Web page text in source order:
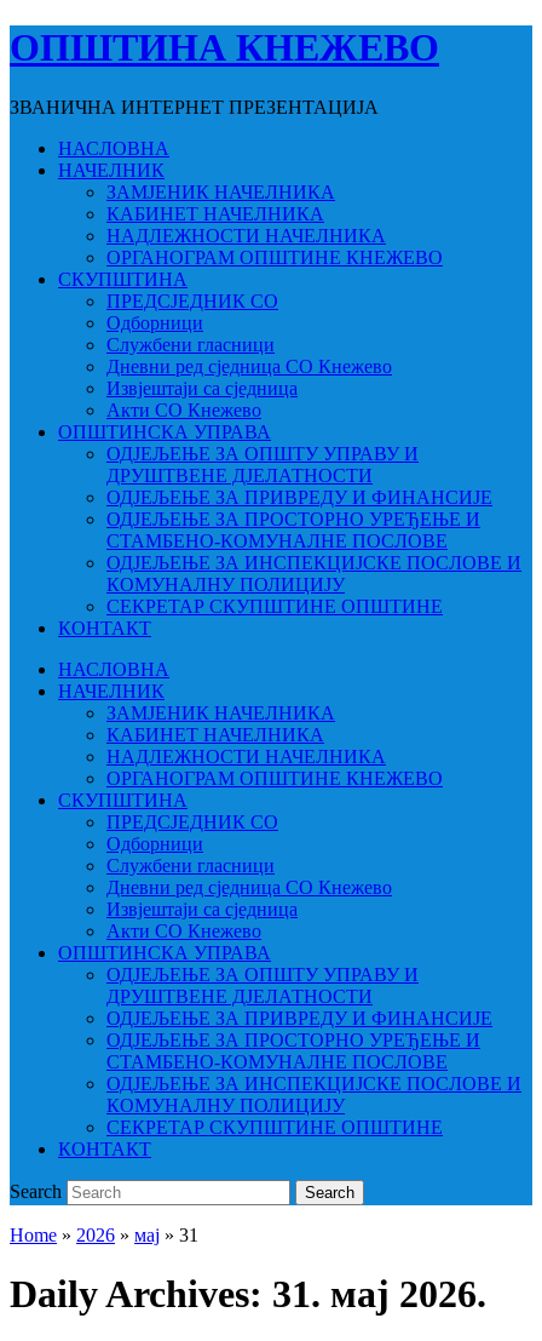
ОПШТИНА КНЕЖЕВО
ЗВАНИЧНА ИНТЕРНЕТ ПРЕЗЕНТАЦИЈА
НАСЛОВНА
НАЧЕЛНИК
ЗАМЈЕНИК НАЧЕЛНИКА
КАБИНЕТ НАЧЕЛНИКА
НАДЛЕЖНОСТИ НАЧЕЛНИКА
ОРГАНОГРАМ ОПШТИНЕ КНЕЖЕВО
СКУПШТИНА
ПРЕДСЈЕДНИК СО
Одборници
Службени гласници
Дневни ред сједница СО Кнежево
Извјештаји са сједница
Акти СО Кнежево
ОПШТИНСКА УПРАВА
ОДЈЕЉЕЊЕ ЗА ОПШТУ УПРАВУ И
ДРУШТВЕНЕ ДЈЕЛАТНОСТИ
ОДЈЕЉЕЊЕ ЗА ПРИВРЕДУ И ФИНАНСИЈЕ
ОДЈЕЉЕЊЕ ЗА ПРОСТОРНО УРЕЂЕЊЕ И
СТАМБЕНО-КОМУНАЛНЕ ПОСЛОВЕ
ОДЈЕЉЕЊЕ ЗА ИНСПЕКЦИЈСКЕ ПОСЛОВЕ И
КОМУНАЛНУ ПОЛИЦИЈУ
СЕКРЕТАР СКУПШТИНЕ ОПШТИНЕ
КОНТАКТ
НАСЛОВНА
НАЧЕЛНИК
ЗАМЈЕНИК НАЧЕЛНИКА
КАБИНЕТ НАЧЕЛНИКА
НАДЛЕЖНОСТИ НАЧЕЛНИКА
ОРГАНОГРАМ ОПШТИНЕ КНЕЖЕВО
СКУПШТИНА
ПРЕДСЈЕДНИК СО
Одборници
Службени гласници
Дневни ред сједница СО Кнежево
Извјештаји са сједница
Акти СО Кнежево
ОПШТИНСКА УПРАВА
ОДЈЕЉЕЊЕ ЗА ОПШТУ УПРАВУ И
ДРУШТВЕНЕ ДЈЕЛАТНОСТИ
ОДЈЕЉЕЊЕ ЗА ПРИВРЕДУ И ФИНАНСИЈЕ
ОДЈЕЉЕЊЕ ЗА ПРОСТОРНО УРЕЂЕЊЕ И
СТАМБЕНО-КОМУНАЛНЕ ПОСЛОВЕ
ОДЈЕЉЕЊЕ ЗА ИНСПЕКЦИЈСКЕ ПОСЛОВЕ И
КОМУНАЛНУ ПОЛИЦИЈУ
СЕКРЕТАР СКУПШТИНЕ ОПШТИНЕ
КОНТАКТ
Search Search
Home » 2026 » мај » 31
Daily Archives: 31. мај 2026.